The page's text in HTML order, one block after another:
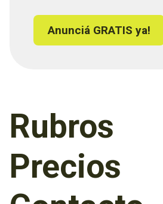
Anunciá GRATIS ya!
Rubros
Precios